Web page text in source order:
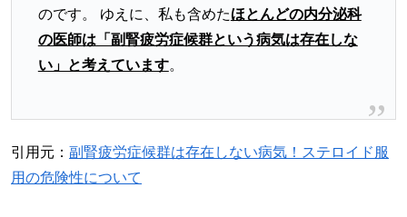
のです。 ゆえに、私も含めたほとんどの内分泌科
の医師は「副腎疲労症候群という病気は存在しな
い」と考えています。
引用元： 副腎疲労症候群は存在しない病気！ステロイド服
用の危険性について